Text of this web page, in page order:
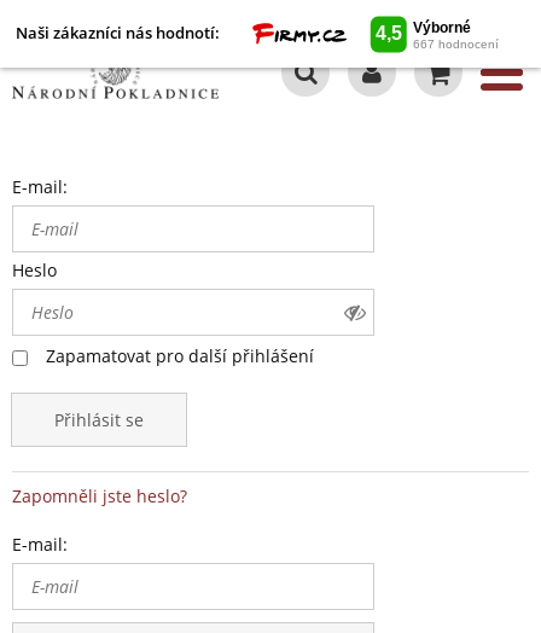
Naši zákazníci nás hodnotí:
E-mail:
Heslo
Zapamatovat pro další přihlášení
Přihlásit se
Zapomněli jste heslo?
E-mail: